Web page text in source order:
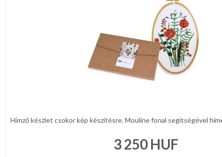
Hímző készlet csokor kép készítésre. Mouline fonal segítségével
3 250 HUF